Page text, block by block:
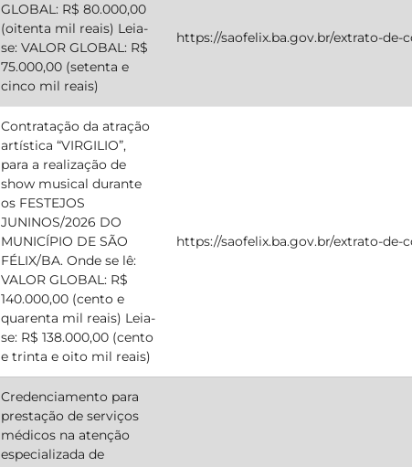
GLOBAL: R$ 80.000,00
(oitenta mil reais) Leia-
se: VALOR GLOBAL: R$
75.000,00 (setenta e
cinco mil reais)
https://saofelix.ba.gov.br/extrato-de-
Contratação da atração
artística “VIRGILIO”,
para a realização de
show musical durante
os FESTEJOS
JUNINOS/2026 DO
MUNICÍPIO DE SÃO
FÉLIX/BA. Onde se lê:
VALOR GLOBAL: R$
140.000,00 (cento e
quarenta mil reais) Leia-
se: R$ 138.000,00 (cento
e trinta e oito mil reais)
https://saofelix.ba.gov.br/extrato-de-
Credenciamento para
prestação de serviços
médicos na atenção
especializada de